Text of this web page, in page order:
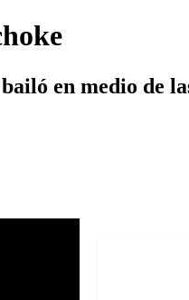
en medio de